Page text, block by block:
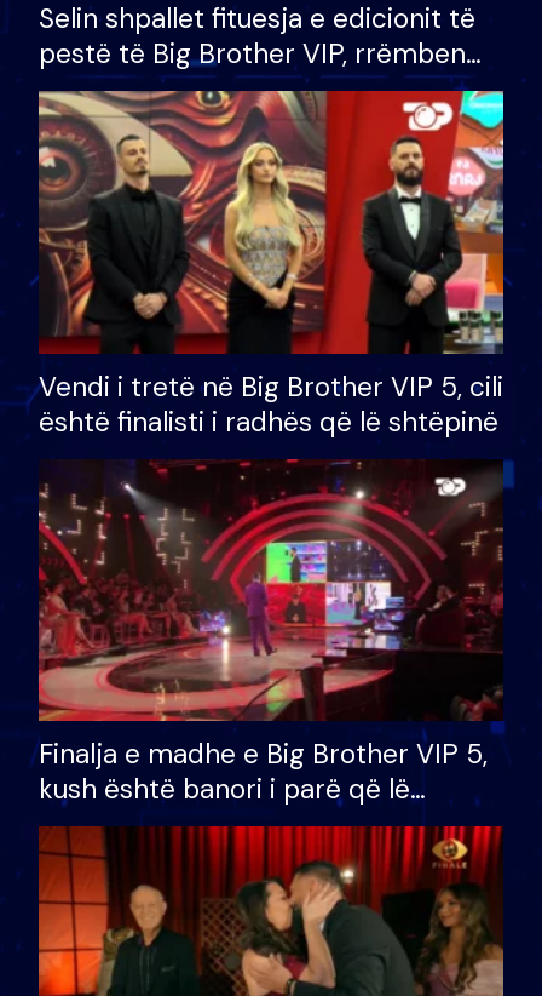
Selin shpallet fituesja e edicionit të
pestë të Big Brother VIP, rrëmben
çmimin e madh prej 100 mijë eurosh
Vendi i tretë në Big Brother VIP 5, cili
është finalisti i radhës që lë shtëpinë
Finalja e madhe e Big Brother VIP 5,
kush është banori i parë që lë
shtëpinë dhe humb mundësinë për
të fituar çmimin e madh